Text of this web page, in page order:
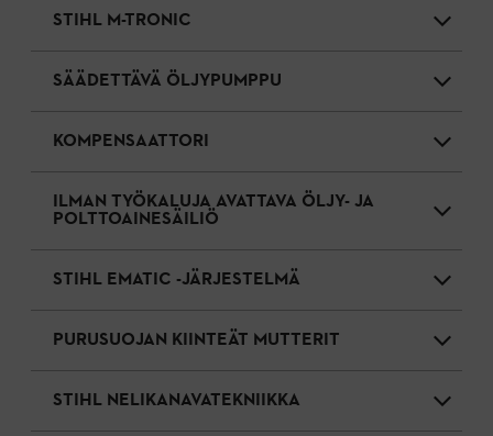
STIHL M-TRONIC
SÄÄDETTÄVÄ ÖLJYPUMPPU
KOMPENSAATTORI
ILMAN TYÖKALUJA AVATTAVA ÖLJY- JA
POLTTOAINESÄILIÖ
STIHL EMATIC -JÄRJESTELMÄ
PURUSUOJAN KIINTEÄT MUTTERIT
STIHL NELIKANAVATEKNIIKKA